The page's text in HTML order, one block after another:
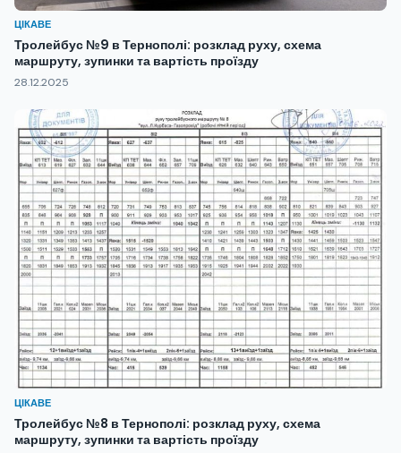
ЦІКАВЕ
Тролейбус №9 в Тернополі: розклад руху, схема
маршруту, зупинки та вартість проїзду
28.12.2025
ЦІКАВЕ
Тролейбус №8 в Тернополі: розклад руху, схема
маршруту, зупинки та вартість проїзду